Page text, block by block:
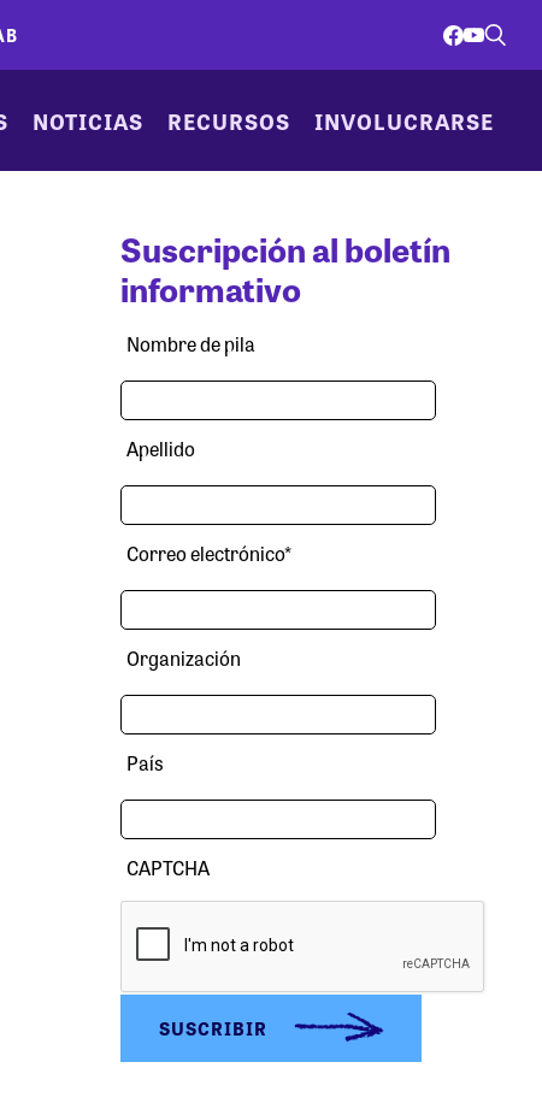
NOTICIAS RECURSOS INVOLUCRARSE
Suscripción al boletín
informativo
Nombre de pila
Apellido
Correo electrónico*
Organización
País
CAPTCHA